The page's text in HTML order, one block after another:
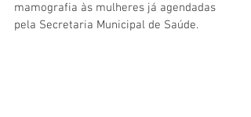
mamografia às mulheres já agendadas
pela Secretaria Municipal de Saúde.